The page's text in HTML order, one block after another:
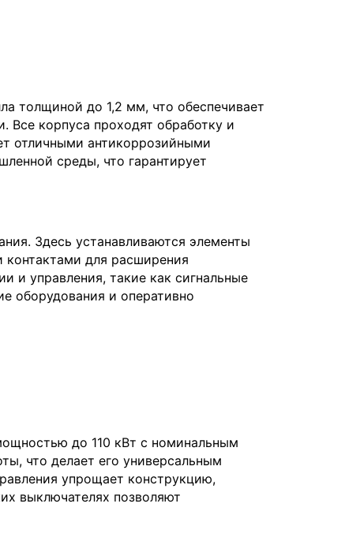
толщиной до 1,2 мм, что обеспечивает
Все корпуса проходят обработку и
отличными антикоррозийными
среды, что гарантирует
Здесь устанавливаются элементы
для расширения
и управления, такие как сигнальные
оборудования и оперативно
до 110 кВт с номинальным
что делает его универсальным
упрощает конструкцию,
выключателях позволяют